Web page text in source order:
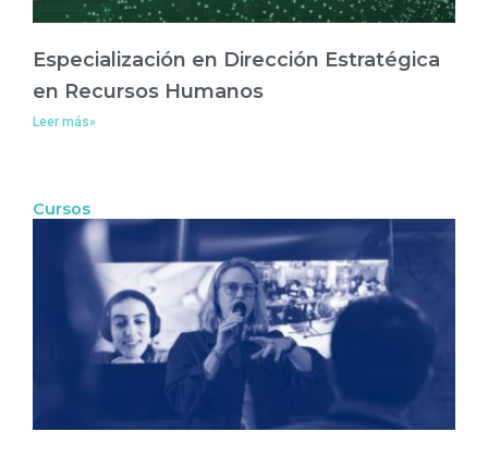
Especialización en Dirección Estratégica
en Recursos Humanos
Leer más»
Cursos